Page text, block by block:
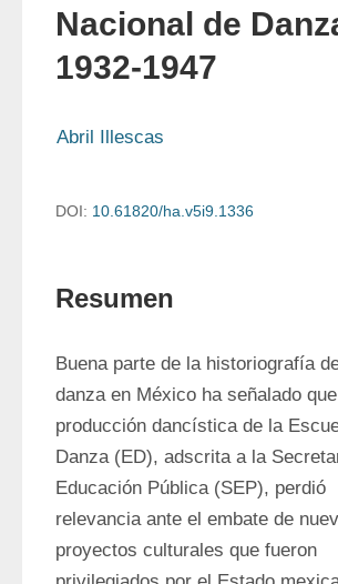
Nacional de
1932-1947
Abril Illescas
DOI: 10.61820/ha.v5i9.1336
Resumen
Buena parte de la historiografía
danza en México ha señalado
producción dancística de la
Danza (ED), adscrita a la
Educación Pública (SEP), perdió
relevancia ante el embate de
proyectos culturales que fueron